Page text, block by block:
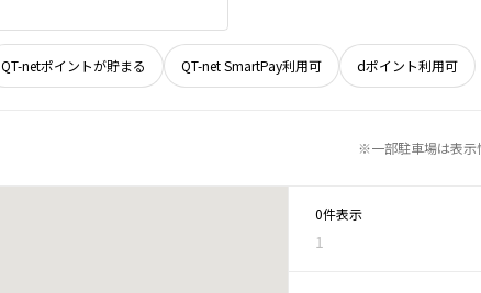
QT-netポイントが貯まる QT-net SmartPay利用可 dポイント利用可
※一部駐車場は表示
0件表示
1